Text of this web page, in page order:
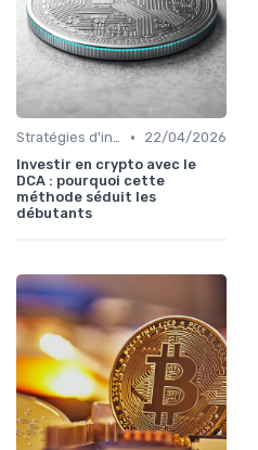
Stratégies d'investissement •
22/04/2026
Investir en crypto avec le
DCA : pourquoi cette
méthode séduit les
débutants